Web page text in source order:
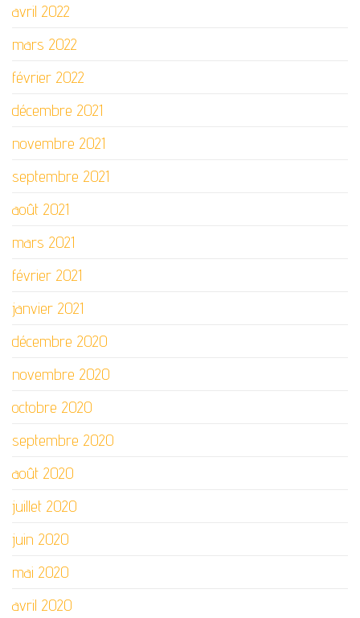
avril 2022
mars 2022
février 2022
décembre 2021
novembre 2021
septembre 2021
août 2021
mars 2021
février 2021
janvier 2021
décembre 2020
novembre 2020
octobre 2020
septembre 2020
août 2020
juillet 2020
juin 2020
mai 2020
avril 2020